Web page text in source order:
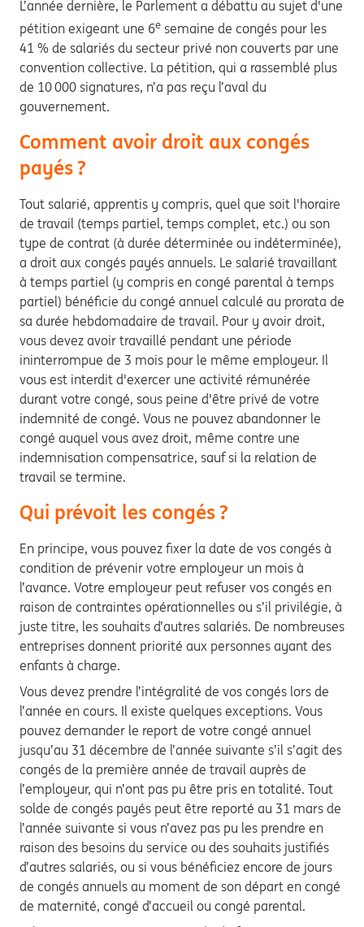
L’année dernière, le Parlement a débattu au sujet d'une
pétition exigeant une 6e semaine de congés pour les
41 % de salariés du secteur privé non couverts par une
convention collective. La pétition, qui a rassemblé plus
de 10 000 signatures, n’a pas reçu l’aval du
gouvernement.
Comment avoir droit aux congés
payés ?
Tout salarié, apprentis y compris, quel que soit l'horaire
de travail (temps partiel, temps complet, etc.) ou son
type de contrat (à durée déterminée ou indéterminée),
a droit aux congés payés annuels. Le salarié travaillant
à temps partiel (y compris en congé parental à temps
partiel) bénéficie du congé annuel calculé au prorata de
sa durée hebdomadaire de travail. Pour y avoir droit,
vous devez avoir travaillé pendant une période
ininterrompue de 3 mois pour le même employeur. Il
vous est interdit d'exercer une activité rémunérée
durant votre congé, sous peine d'être privé de votre
indemnité de congé. Vous ne pouvez abandonner le
congé auquel vous avez droit, même contre une
indemnisation compensatrice, sauf si la relation de
travail se termine.
Qui prévoit les congés ?
En principe, vous pouvez fixer la date de vos congés à
condition de prévenir votre employeur un mois à
l’avance. Votre employeur peut refuser vos congés en
raison de contraintes opérationnelles ou s’il privilégie, à
juste titre, les souhaits d’autres salariés. De nombreuses
entreprises donnent priorité aux personnes ayant des
enfants à charge.
Vous devez prendre l’intégralité de vos congés lors de
l’année en cours. Il existe quelques exceptions. Vous
pouvez demander le report de votre congé annuel
jusqu’au 31 décembre de l’année suivante s’il s’agit des
congés de la première année de travail auprès de
l’employeur, qui n’ont pas pu être pris en totalité. Tout
solde de congés payés peut être reporté au 31 mars de
l’année suivante si vous n’avez pas pu les prendre en
raison des besoins du service ou des souhaits justifiés
d’autres salariés, ou si vous bénéficiez encore de jours
de congés annuels au moment de son départ en congé
de maternité, congé d’accueil ou congé parental.